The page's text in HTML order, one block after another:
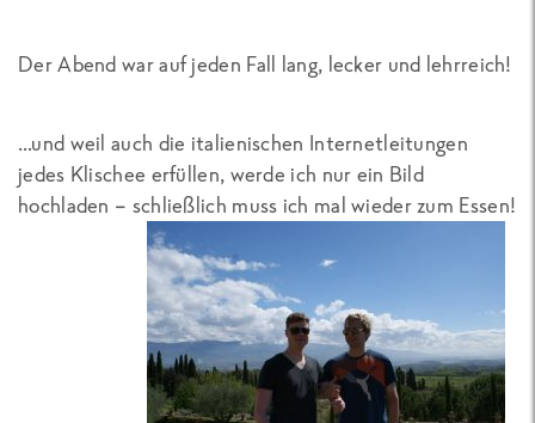
Der Abend war auf jeden Fall lang, lecker und lehrreich!
…und weil auch die italienischen Internetleitungen
jedes Klischee erfüllen, werde ich nur ein Bild
hochladen – schließlich muss ich mal wieder zum Essen!